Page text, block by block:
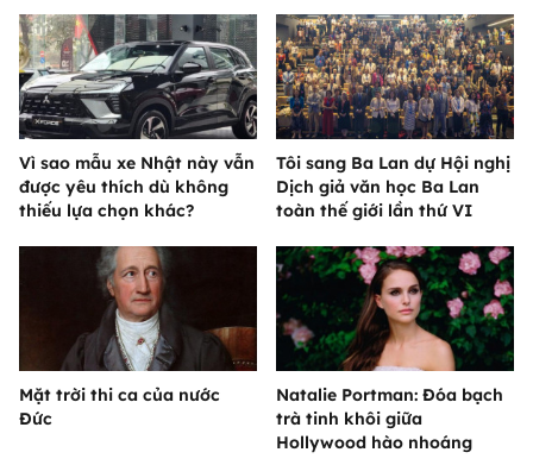
Vì sao mẫu xe Nhật này vẫn
được yêu thích dù không
thiếu lựa chọn khác?
Tôi sang Ba Lan dự Hội nghị
Dịch giả văn học Ba Lan
toàn thế giới lần thứ VI
Mặt trời thi ca của nước
Đức
Natalie Portman: Đóa bạch
trà tinh khôi giữa
Hollywood hào nhoáng